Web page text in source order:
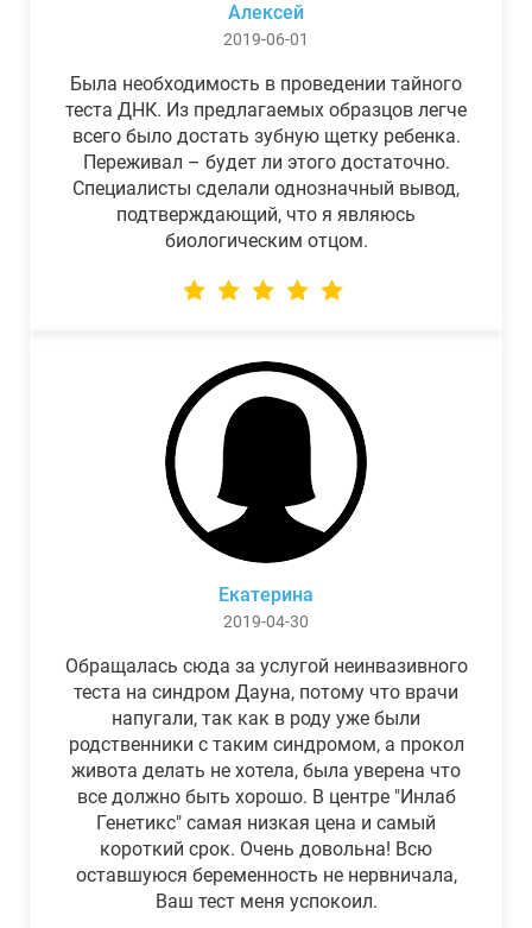
Алексей
2019-06-01
Была необходимость в проведении тайного
теста ДНК. Из предлагаемых образцов легче
всего было достать зубную щетку ребенка.
Переживал – будет ли этого достаточно.
Специалисты сделали однозначный вывод,
подтверждающий, что я являюсь
биологическим отцом.
Екатерина
2019-04-30
Обращалась сюда за услугой неинвазивного
теста на синдром Дауна, потому что врачи
напугали, так как в роду уже были
родственники с таким синдромом, а прокол
живота делать не хотела, была уверена что
все должно быть хорошо. В центре "Инлаб
Генетикс" самая низкая цена и самый
короткий срок. Очень довольна! Всю
оставшуюся беременность не нервничала,
Ваш тест меня успокоил.